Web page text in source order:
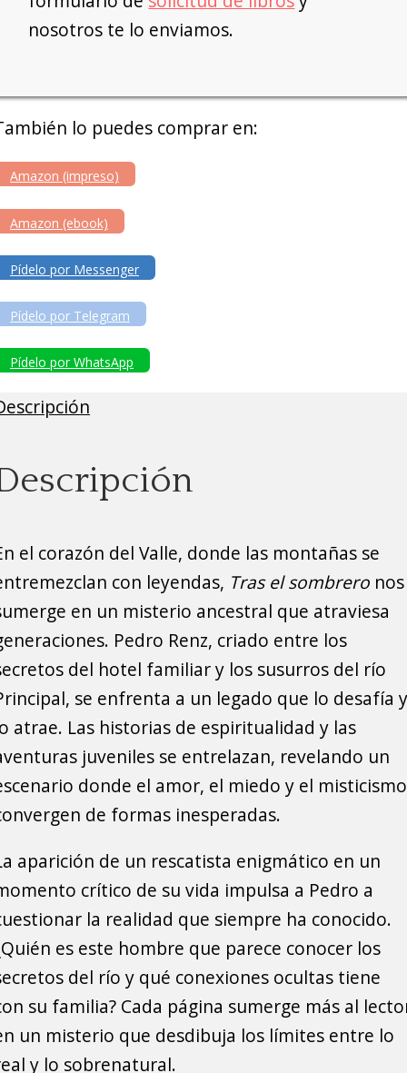
nosotros te lo enviamos.
lo puedes comprar en:
Amazon (impreso)
Amazon (ebook)
Pídelo por Messenger
Pídelo por Telegram
Pídelo por WhatsApp
el corazón del Valle, donde las montañas se
con leyendas, Tras el sombrero nos
en un misterio ancestral que atraviesa
Pedro Renz, criado entre los
del hotel familiar y los susurros del río
se enfrenta a un legado que lo desafía y
atrae. Las historias de espiritualidad y las
juveniles se entrelazan, revelando un
donde el amor, el miedo y el misticismo
de formas inesperadas.
aparición de un rescatista enigmático en un
crítico de su vida impulsa a Pedro a
la realidad que siempre ha conocido.
es este hombre que parece conocer los
del río y qué conexiones ocultas tiene
su familia? Cada página sumerge más al
un misterio que desdibuja los límites entre lo
y lo sobrenatural.